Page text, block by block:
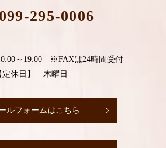
099-295-0006
～19:00 ※FAXは24時間受付
定休日】 木曜日
ルフォームはこちら